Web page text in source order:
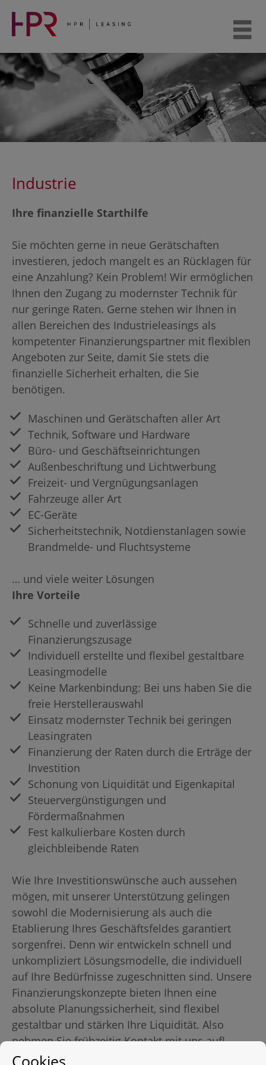
Weiter
zum
Inhalt
Industrie
Ihre finanzielle Starthilfe
Sie möchten gerne in neue Gerätschaften
investieren, jedoch mangelt es an Rücklagen für
eine Anzahlung? Kein Problem! Wir ermöglichen
Ihnen den Zugang zu modernster Technik für
nur geringe Raten. Gerne stehen wir Ihnen in
allen Bereichen des Industrieleasings als
kompetenter Finanzierungspartner mit flexiblen
Angeboten zur Seite, damit Sie stets die
finanzielle Sicherheit erhalten, die Sie
benötigen.
Maschinen und Gerätschaften aller Art
Technik, Software und Hardware
Büro- und Geschäftseinrichtungen
Außenbeschriftung und Lichtwerbung
Freizeit- und Vergnügungsanlagen
Fahrzeuge aller Art
EC-Geräte
Sicherheitstechnik, Notdienstanlagen sowie
Brandmelde- und Fluchtsysteme
… und viele weiter Lösungen
Ihre Vorteile
Schnelle und zuverlässige
Finanzierungszusage
Individuell erstellte und flexibel gestaltbare
Leasingmodelle
Keine Markenbindung: Bei uns haben Sie die
freie Herstellerauswahl
Einsatz modernster Technik bei geringen
Leasingraten
Finanzierung der Raten durch die Erträge der
Investition
Schonung von Liquidität und Eigenkapital
Steuervergünstigungen und
Fördermaßnahmen
Fest kalkulierbare Kosten durch
gleichbleibende Raten
Wie Ihre Investitionswünsche auch aussehen
mögen, mit unserer Unterstützung gelingen
sowohl die Modernisierung als auch die
Etablierung Ihres Geschäftsfeldes garantiert
sorgenfrei. Denn wir entwickeln schnell und
unkompliziert Lösungsmodelle, die individuell
auf Ihre Bedürfnisse zugeschnitten sind. Unsere
Finanzierungskonzepte bieten Ihnen eine
absolute Planungssicherheit, sind flexibel
gestaltbar und stärken Ihre Liquidität. Also
nehmen Sie frühzeitig Kontakt mit uns auf!
Cookies